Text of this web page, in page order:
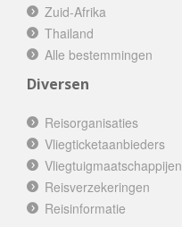
Zuid-Afrika
Thailand
Alle bestemmingen
Diversen
Reisorganisaties
Vliegticketaanbieders
Vliegtuigmaatschappijen
Reisverzekeringen
Reisinformatie